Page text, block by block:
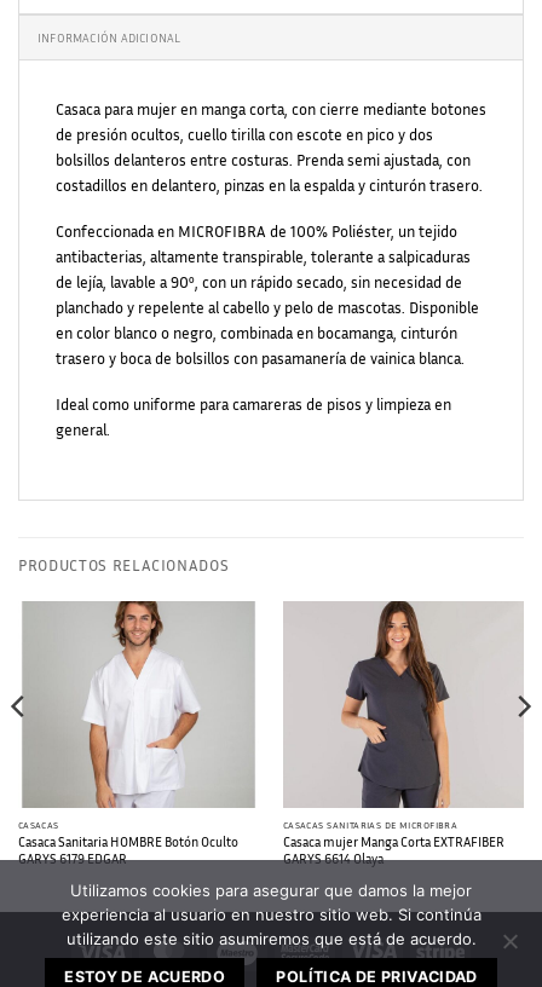
INFORMACIÓN ADICIONAL
Casaca para mujer en manga corta, con cierre mediante botones
de presión ocultos, cuello tirilla con escote en pico y dos
bolsillos delanteros entre costuras. Prenda semi ajustada, con
costadillos en delantero, pinzas en la espalda y cinturón trasero.
Confeccionada en MICROFIBRA de 100% Poliéster, un tejido
antibacterias, altamente transpirable, tolerante a salpicaduras
de lejía, lavable a 90º, con un rápido secado, sin necesidad de
planchado y repelente al cabello y pelo de mascotas. Disponible
en color blanco o negro, combinada en bocamanga, cinturón
trasero y boca de bolsillos con pasamanería de vainica blanca.
Ideal como uniforme para camareras de pisos y limpieza en
general.
PRODUCTOS RELACIONADOS
CASACAS
Casaca Sanitaria HOMBRE Botón Oculto
GARYS 6179 EDGAR
CASACAS SANITARIAS DE MICROFIBRA
Casaca mujer Manga Corta EXTRAFIBER
GARYS 6614 Olaya
Visa MasterCardMaestro
MasterCard
2
Visa
Electron
Stripe
Utilizamos cookies para asegurar que damos la mejor
experiencia al usuario en nuestro sitio web. Si continúa
utilizando este sitio asumiremos que está de acuerdo.
ESTOY DE ACUERDO POLÍTICA DE PRIVACIDAD